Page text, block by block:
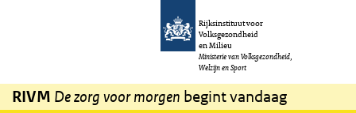
Overslaan en naar de inhoud gaan
Rijksinstituut voor
Volksgezondheid
en Milieu
Ministerie van Volksgezondheid,
Welzijn en Sport
RIVM De zorg voor morgen begint vandaag